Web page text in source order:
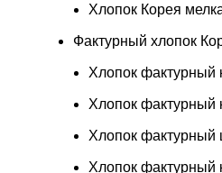
Хлопок Корея
Фактурный хлопок
Хлопок фактурный
Хлопок фактурный
Хлопок фактурный
Хлопок фактурный